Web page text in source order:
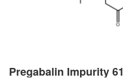
Pregabalin Impurity 61